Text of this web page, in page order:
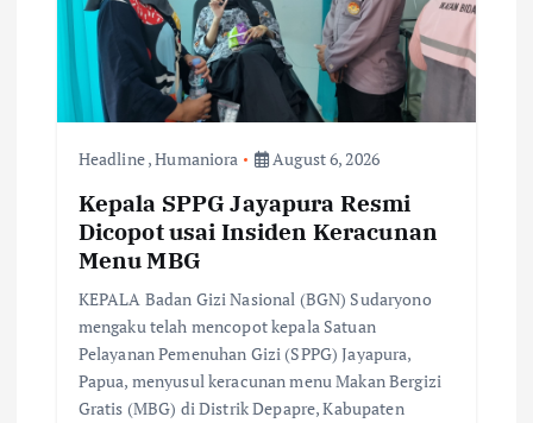
o Headline,Humaniora August 6, 2026
Kepala SPPG Jayapura Resmi
Dicopot usai Insiden Keracunan
Menu MBG
KEPALA Badan Gizi Nasional (BGN) Sudaryono
mengaku telah mencopot kepala Satuan
Pelayanan Pemenuhan Gizi (SPPG) Jayapura,
Papua, menyusul keracunan menu Makan Bergizi
Gratis (MBG) di Distrik Depapre, Kabupaten